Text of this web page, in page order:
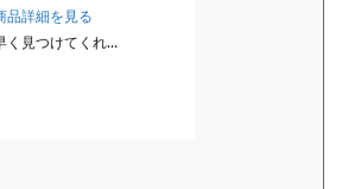
品詳細を見る
く見つけてくれ…